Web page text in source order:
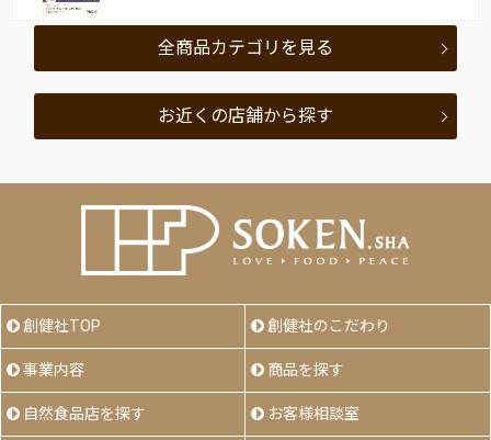
全商品カテゴリを見る
お近くの店舗から探す
創健社TOP 創健社のこだわり
事業内容 商品を探す
自然食品店を探す お客様相談室